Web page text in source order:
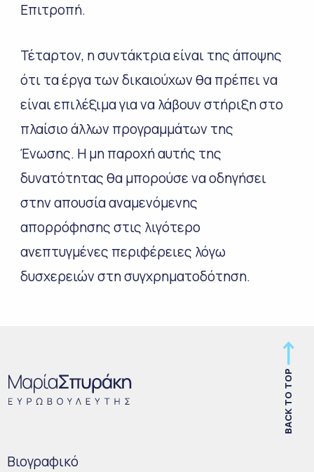
Επιτροπή.
Τέταρτον, η συντάκτρια είναι της άποψης
ότι τα έργα των δικαιούχων θα πρέπει να
είναι επιλέξιμα για να λάβουν στήριξη στο
πλαίσιο άλλων προγραμμάτων της
Ένωσης. Η μη παροχή αυτής της
δυνατότητας θα μπορούσε να οδηγήσει
στην απουσία αναμενόμενης
απορρόφησης στις λιγότερο
ανεπτυγμένες περιφέρειες λόγω
δυσχερειών στη συγχρηματοδότηση.
BACK TO TOP
Bιογραφικό